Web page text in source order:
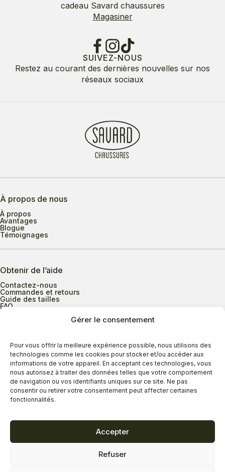
Gérer le consentement
Pour vous offrir la meilleure expérience possible, nous utilisons des
technologies comme les cookies pour stocker et/ou accéder aux
informations de votre appareil. En acceptant ces technologies, vous
nous autorisez à traiter des données telles que votre comportement
de navigation ou vos identifiants uniques sur ce site. Ne pas
consentir ou retirer votre consentement peut affecter certaines
fonctionnalités.
Accepter
Refuser
cadeau Savard chaussures
Magasiner
SUIVEZ-NOUS
Restez au courant des dernières nouvelles sur nos
réseaux sociaux
À propos de nous
À propos
Avantages
Blogue
Témoignages
Obtenir de l’aide
Contactez-nous
Commandes et retours
Guide des tailles
FAQ
Heures d’ouverture
Lundi au mercredi
9h00 à 17h30
Jeudi
9h00 à 20h00
Vendredi
9h00 à 18h00
Dimanche
11h00 à 16h30